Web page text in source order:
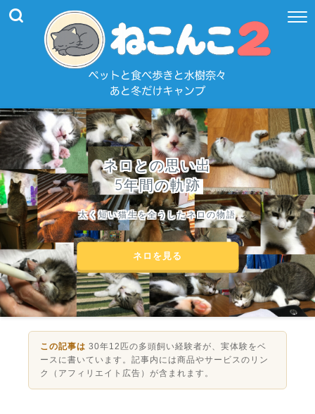
ネロとの思い出
5年間の軌跡
太く短い猫生を全うしたネロの物語
ネロを見る
この記事は 30年12匹の多頭飼い経験者が、実体験をベ
ースに書いています。記事内には商品やサービスのリン
ク（アフィリエイト広告）が含まれます。